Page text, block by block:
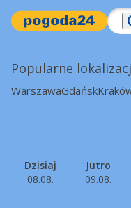
Popularne
WarszawaGdańsk
Dzisiaj
08.08.
Jutro
09.08.